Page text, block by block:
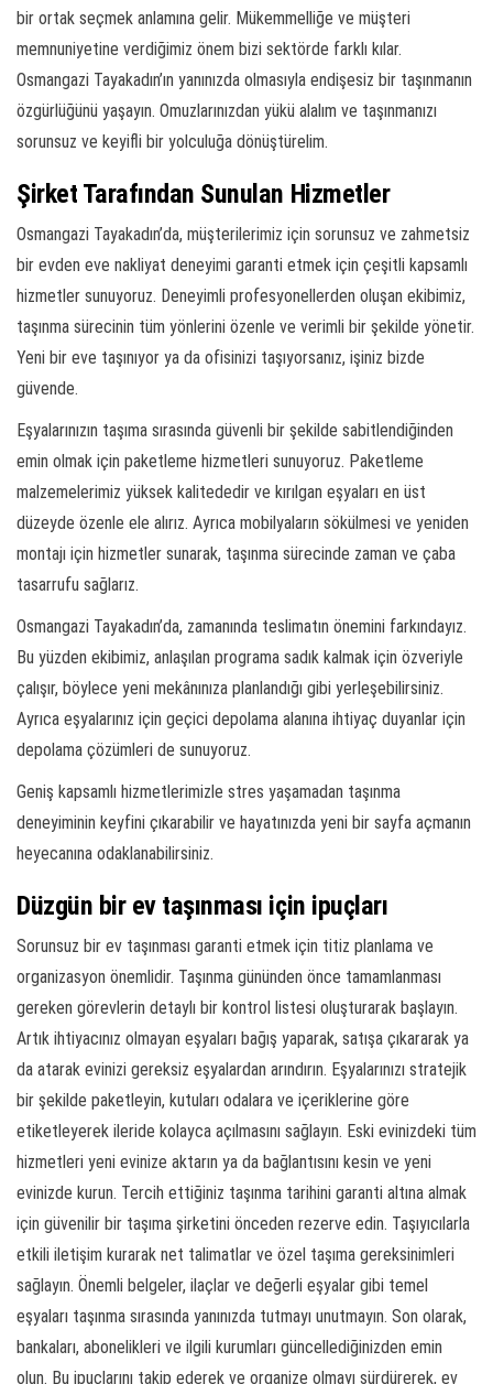
bir ortak seçmek anlamına gelir. Mükemmelliğe ve müşteri
memnuniyetine verdiğimiz önem bizi sektörde farklı kılar.
Osmangazi Tayakadın’ın yanınızda olmasıyla endişesiz bir taşınmanın
özgürlüğünü yaşayın. Omuzlarınızdan yükü alalım ve taşınmanızı
sorunsuz ve keyifli bir yolculuğa dönüştürelim.
Şirket Tarafından Sunulan Hizmetler
Osmangazi Tayakadın’da, müşterilerimiz için sorunsuz ve zahmetsiz
bir evden eve nakliyat deneyimi garanti etmek için çeşitli kapsamlı
hizmetler sunuyoruz. Deneyimli profesyonellerden oluşan ekibimiz,
taşınma sürecinin tüm yönlerini özenle ve verimli bir şekilde yönetir.
Yeni bir eve taşınıyor ya da ofisinizi taşıyorsanız, işiniz bizde
güvende.
Eşyalarınızın taşıma sırasında güvenli bir şekilde sabitlendiğinden
emin olmak için paketleme hizmetleri sunuyoruz. Paketleme
malzemelerimiz yüksek kalitededir ve kırılgan eşyaları en üst
düzeyde özenle ele alırız. Ayrıca mobilyaların sökülmesi ve yeniden
montajı için hizmetler sunarak, taşınma sürecinde zaman ve çaba
tasarrufu sağlarız.
Osmangazi Tayakadın’da, zamanında teslimatın önemini farkındayız.
Bu yüzden ekibimiz, anlaşılan programa sadık kalmak için özveriyle
çalışır, böylece yeni mekânınıza planlandığı gibi yerleşebilirsiniz.
Ayrıca eşyalarınız için geçici depolama alanına ihtiyaç duyanlar için
depolama çözümleri de sunuyoruz.
Geniş kapsamlı hizmetlerimizle stres yaşamadan taşınma
deneyiminin keyfini çıkarabilir ve hayatınızda yeni bir sayfa açmanın
heyecanına odaklanabilirsiniz.
Düzgün bir ev taşınması için ipuçları
Sorunsuz bir ev taşınması garanti etmek için titiz planlama ve
organizasyon önemlidir. Taşınma gününden önce tamamlanması
gereken görevlerin detaylı bir kontrol listesi oluşturarak başlayın.
Artık ihtiyacınız olmayan eşyaları bağış yaparak, satışa çıkararak ya
da atarak evinizi gereksiz eşyalardan arındırın. Eşyalarınızı stratejik
bir şekilde paketleyin, kutuları odalara ve içeriklerine göre
etiketleyerek ileride kolayca açılmasını sağlayın. Eski evinizdeki tüm
hizmetleri yeni evinize aktarın ya da bağlantısını kesin ve yeni
evinizde kurun. Tercih ettiğiniz taşınma tarihini garanti altına almak
için güvenilir bir taşıma şirketini önceden rezerve edin. Taşıyıcılarla
etkili iletişim kurarak net talimatlar ve özel taşıma gereksinimleri
sağlayın. Önemli belgeler, ilaçlar ve değerli eşyalar gibi temel
eşyaları taşınma sırasında yanınızda tutmayı unutmayın. Son olarak,
bankaları, abonelikleri ve ilgili kurumları güncellediğinizden emin
olun. Bu ipuçlarını takip ederek ve organize olmayı sürdürerek, ev